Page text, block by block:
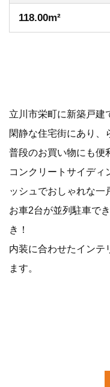
118.00m²
立川市栄町に新築戸建
閑静な住宅街にあり、
普段のお買い物にも便
コンクリートサイディ
ッシュでおしゃれな一
お車2台が並列駐車で
き！
内装に合わせたインテ
ます。